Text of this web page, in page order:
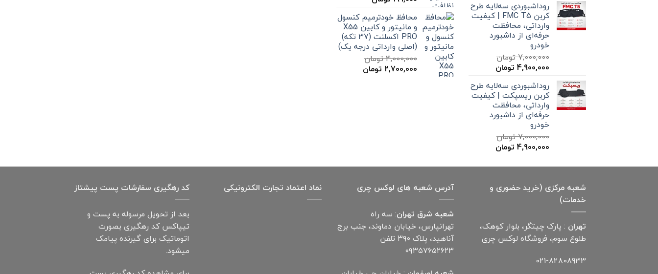
7,000,000 تومان
بود.
4,900,000 تومان
است.
روداشبوردی سه‌لایه طرح
کربن FMC T5 | کیفیت
وارداتی، محافظت
حرفه‌ای از داشبورد
خودرو
7,000,000تومان
قیمت
7,000,000 تومان
بود.
4,900,000 تومان
است.
روداشبوردی سه‌لایه طرح
کربن ریسپکت | کیفیت
وارداتی، محافظت
حرفه‌ای از داشبورد
خودرو
7,000,000تومان
قیمت
7,000,000 تومان
4,900,000 تومان
4,900,000 تومان
300,000 تومان
بود.
199,000 تومان
است.
محافظ خودترمیم کنسول
و مانیتور و کابین X55
PRO اکسلنت (37 تکه)
(اصلی وارداتی درجه یک)
4,000,000تومان
قیمت
2,700,000 تومان
شعبه مرکزی (خرید حضوری و
خدمات)
تهران : پارک چیتگر، بلوار کوهک،
طلوع سوم، فروشگاه لوکس چری
021-82808933
آدرس شعبه های لوکس چری
شعبه شرق تهران: سه راه
تهرانپارس، خیابان دماوند، جنب برج
آناهید، پلاک ۳۹۰ تلفن
۰۹۳۵۷۶۵۲۶۲۳
نماد اعتماد تجارت الكترونیكی
کد رهگیری سفارشات پست پیشتاز
بعد از تحویل مرسوله به پست و
تیپاکس کد رهگیری بصورت
اتوماتیک برای گیرنده پیامک
میشود.